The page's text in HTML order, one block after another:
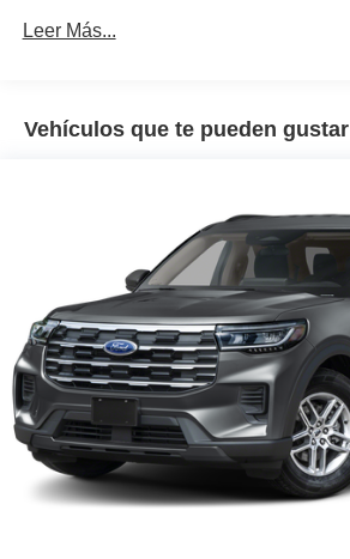
Leer Más...
Vehículos que te pueden gustar